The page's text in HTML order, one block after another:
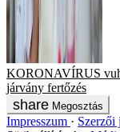
KORONAVÍRUS
járvány fertőzés
Megosztás
Impresszum Szerzői